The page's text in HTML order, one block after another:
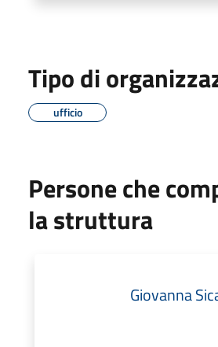
Tipo di
ufficio
Persone che
la struttura
Giovanna